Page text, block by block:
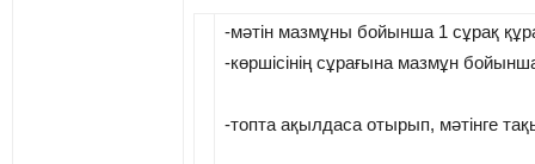
-мәтін мазмұны бойынша 1 сұрақ
-көршісінің сұрағына мазмұн
-топта ақылдаса отырып, мәтінге